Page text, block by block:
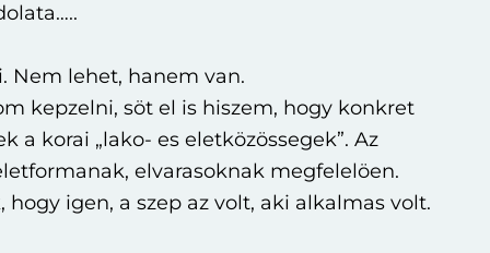
Nem lehet, hanem van.
kepzelni, söt el is hiszem, hogy konkret
a korai „lako- es eletközössegek”. Az
elvarasoknak megfelelöen.
hogy igen, a szep az volt, aki alkalmas volt.